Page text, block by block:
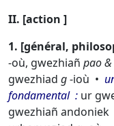
II. action
1. général,
-où, gwezhiañ pao &
gwezhiad g-ioù
fondamental
ur
gwezhiañ andoniek